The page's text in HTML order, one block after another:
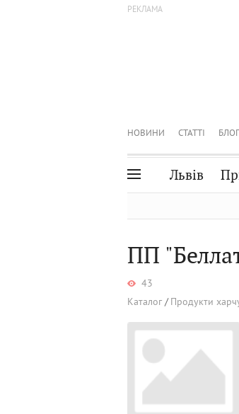
НОВИНИ СТАТТІ
Львів
Волинь
Закарпаття
ПП
43
Каталог
Продукти